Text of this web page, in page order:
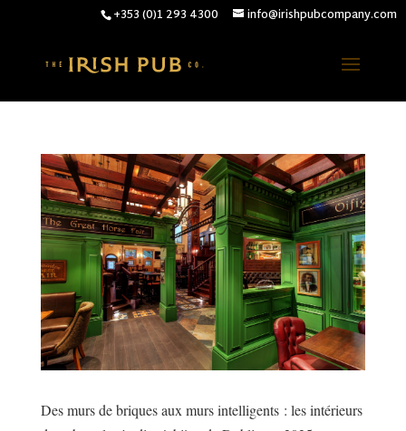
+353 (0)1 293 4300 info@irishpubcompany.com
Des murs de briques aux murs intelligents : les intérieurs